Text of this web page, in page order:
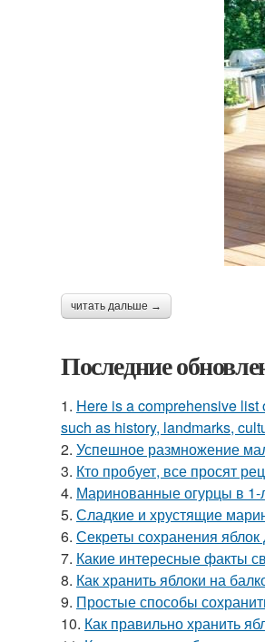
читать дальше →
Последние
1. Here is a comprehensive
such as history, landmarks,
2. Успешное размножение
3. Кто пробует, все просят
4. Маринованные огурцы в 1-
5. Сладкие и хрустящие
6. Секреты сохранения
7. Какие интересные факты
8. Как хранить яблоки на
9. Простые способы
10. Как правильно хранить